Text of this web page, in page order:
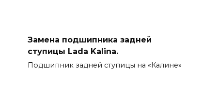
Замена подшипника задней
ступицы Lada Kalina.
Подшипник задней ступицы на «Калине»